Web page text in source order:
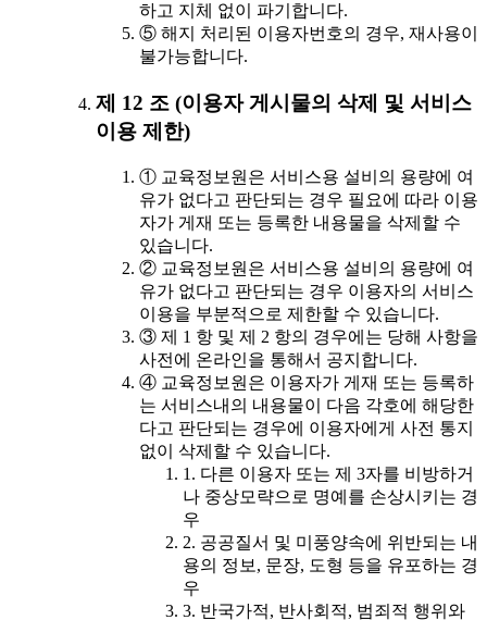
하고 지체 없이 파기합니다.
⑤ 해지 처리된 이용자번호의 경우, 재사용이
불가능합니다.
제 12 조 (이용자 게시물의 삭제 및 서비스
이용 제한)
① 교육정보원은 서비스용 설비의 용량에 여
유가 없다고 판단되는 경우 필요에 따라 이용
자가 게재 또는 등록한 내용물을 삭제할 수
있습니다.
② 교육정보원은 서비스용 설비의 용량에 여
유가 없다고 판단되는 경우 이용자의 서비스
이용을 부분적으로 제한할 수 있습니다.
③ 제 1 항 및 제 2 항의 경우에는 당해 사항을
사전에 온라인을 통해서 공지합니다.
④ 교육정보원은 이용자가 게재 또는 등록하
는 서비스내의 내용물이 다음 각호에 해당한
다고 판단되는 경우에 이용자에게 사전 통지
없이 삭제할 수 있습니다.
1. 다른 이용자 또는 제 3자를 비방하거
나 중상모략으로 명예를 손상시키는 경
우
2. 공공질서 및 미풍양속에 위반되는 내
용의 정보, 문장, 도형 등을 유포하는 경
우
3. 반국가적, 반사회적, 범죄적 행위와